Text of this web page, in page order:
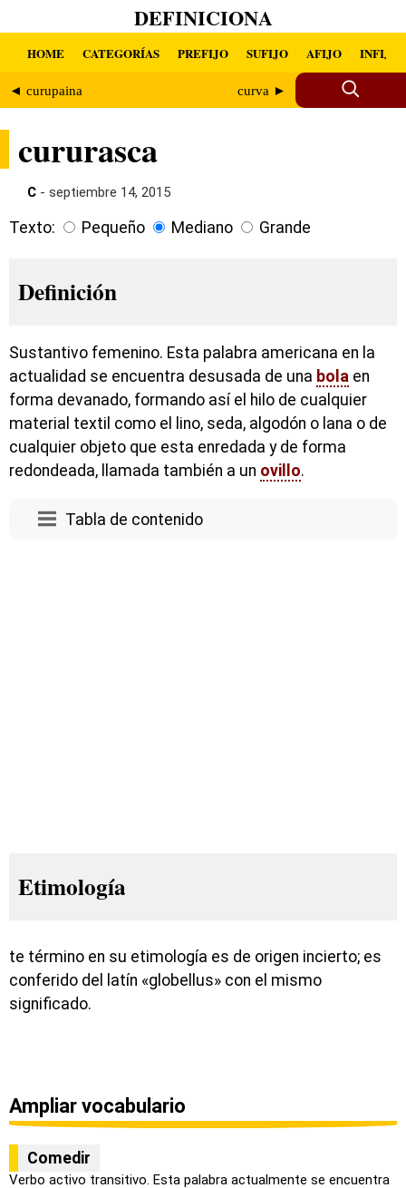
DEFINICIONA
HOME CATEGORÍAS PREFIJO SUFIJO AFIJO INFIJO
◄ curupaina curva ►
cururasca
C - septiembre 14, 2015
Texto: Pequeño Mediano Grande
Definición
Sustantivo femenino. Esta palabra americana en la
actualidad se encuentra desusada de una bola en
forma devanado, formando así el hilo de cualquier
material textil como el lino, seda, algodón o lana o de
cualquier objeto que esta enredada y de forma
redondeada, llamada también a un ovillo.
Tabla de contenido
Etimología
te término en su etimología es de origen incierto; es
conferido del latín «globellus» con el mismo
significado.
Ampliar vocabulario
Comedir
Verbo activo transitivo. Esta palabra actualmente se encuentra